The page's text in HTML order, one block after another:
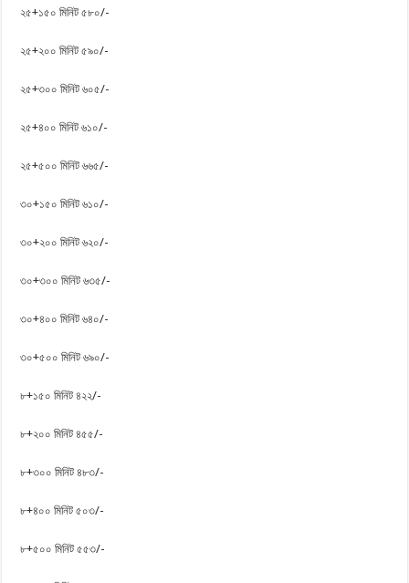
২৫+১৫০ মিনিট ৫৮০/-
২৫+২০০ মিনিট ৫৯০/-
২৫+৩০০ মিনিট ৬০৫/-
২৫+৪০০ মিনিট ৬১০/-
২৫+৫০০ মিনিট ৬৬৫/-
৩০+১৫০ মিনিট ৬১০/-
৩০+২০০ মিনিট ৬২০/-
৩০+৩০০ মিনিট ৬৩৫/-
৩০+৪০০ মিনিট ৬৪০/-
৩০+৫০০ মিনিট ৬৯০/-
৮+১৫০ মিনিট ৪২২/-
৮+২০০ মিনিট ৪৫৫/-
৮+৩০০ মিনিট ৪৮৩/-
৮+৪০০ মিনিট ৫০৩/-
৮+৫০০ মিনিট ৫৫৩/-